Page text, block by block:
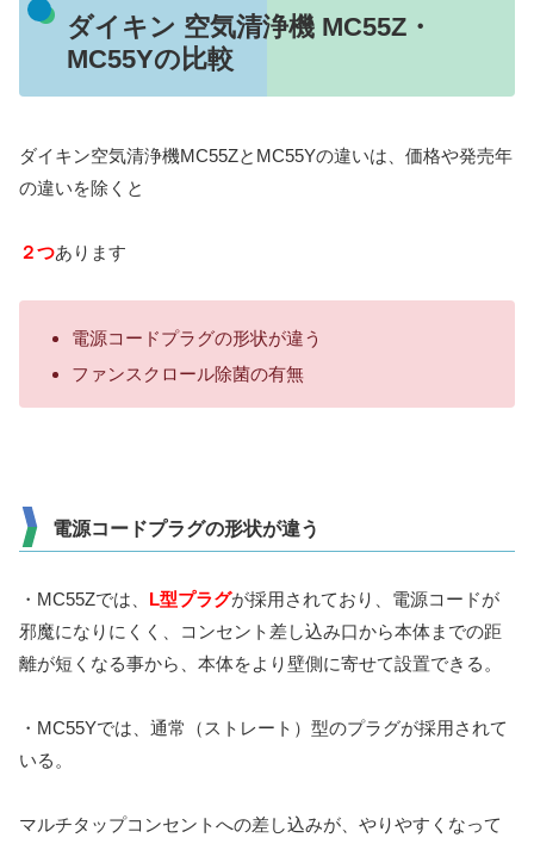
ダイキン 空気清浄機 MC55Z・
MC55Yの比較
ダイキン空気清浄機MC55ZとMC55Yの違いは、価格や発売年
の違いを除くと
２つあります
電源コードプラグの形状が違う
ファンスクロール除菌の有無
電源コードプラグの形状が違う
・MC55Zでは、 L型プラグが採用されており、電源コードが
邪魔になりにくく、コンセント差し込み口から本体までの距
離が短くなる事から、本体をより壁側に寄せて設置できる。
・MC55Yでは、通常（ストレート）型のプラグが採用されて
いる。
マルチタップコンセントへの差し込みが、やりやすくなって